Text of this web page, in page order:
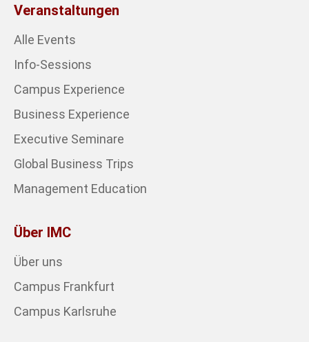
Veranstaltungen
Alle Events
Info-Sessions
Campus Experience
Business Experience
Executive Seminare
Global Business Trips
Management Education
Über IMC
Über uns
Campus Frankfurt
Campus Karlsruhe